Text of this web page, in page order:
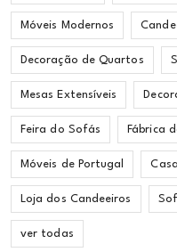
Móveis Modernos
Decoração de Quartos
Mesas Extensíveis
Feira do Sofás Fábrica
Móveis de Portugal
Loja dos Candeeiros
ver todas